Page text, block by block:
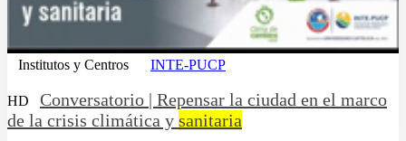
Institutos y Centros INTE-PUCP
HD
Conversatorio | Repensar la ciudad en el marco
de la crisis climática y sanitaria